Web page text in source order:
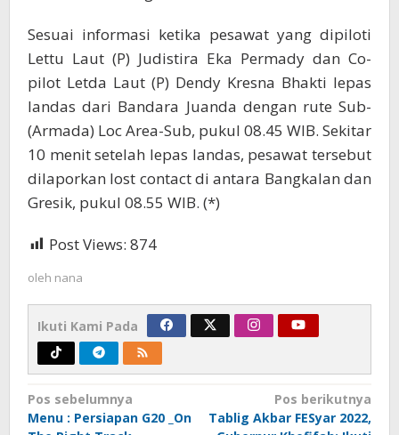
Sesuai informasi ketika pesawat yang dipiloti
Lettu Laut (P) Judistira Eka Permady dan Co-
pilot Letda Laut (P) Dendy Kresna Bhakti lepas
landas dari Bandara Juanda dengan rute Sub-
(Armada) Loc Area-Sub, pukul 08.45 WIB. Sekitar
10 menit setelah lepas landas, pesawat tersebut
dilaporkan lost contact di antara Bangkalan dan
Gresik, pukul 08.55 WIB. (*)
Post Views: 874
oleh nana
Ikuti Kami Pada
Navigasi
pos
Pos sebelumnya
Menu : Persiapan G20 _On
Pos berikutnya
Tablig Akbar FESyar 2022,